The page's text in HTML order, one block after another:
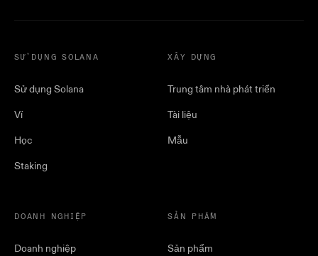
SỬ DỤNG SOLANA
Sử dụng Solana
Ví
Học
Staking
XÂY DỰNG
Trung tâm nhà phát triển
Tài liệu
Mẫu
DOANH NGHIỆP
Doanh nghiệp
SẢN PHẨM
Sản phẩm